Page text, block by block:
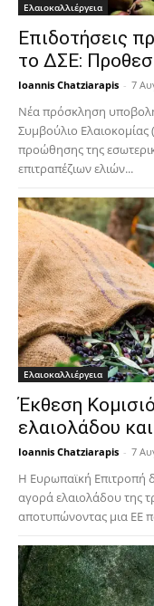
Ελαιοκαλλιέργεια
Επιδοτήσεις
το ΔΣΕ:
Ioannis Chatziarapis - 7
Νέα πρόσκληση
Συμβούλιο
προώθησης της
επιτραπέζιων ελιών...
Ελαιοκαλλιέργεια
Έκθεση
ελαιολάδου
Ioannis Chatziarapis - 7
Η Ευρωπαϊκή Επιτροπή
αγορά ελαιολάδου της
αποτυπώνοντας μια ΕΕ